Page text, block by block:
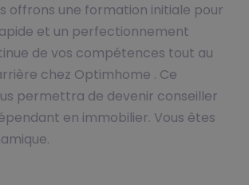
offrons une formation initiale pour
et un perfectionnement
de vos compétences tout au
chez Optimhome . Ce
permettra de devenir conseiller
en immobilier. Vous êtes